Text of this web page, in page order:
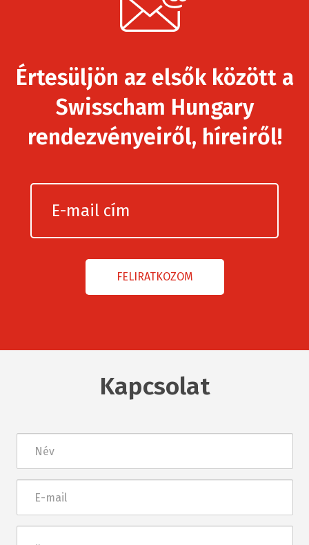
Értesüljön az elsők között a
Swisscham Hungary
rendezvényeiről, híreiről!
Kapcsolat
mail